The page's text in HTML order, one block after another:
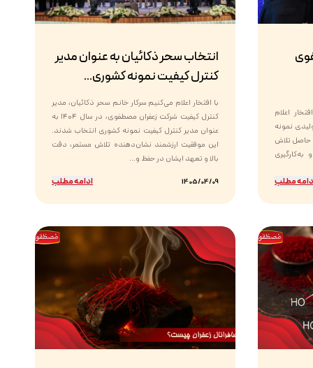
اعلام
واحد تولیدی نمونه
حاصل تلاش
به‌کارگیری
مطلب
انتخاب سحر ذکائیان به عنوان مدیر
کنترل کیفیت نمونه کشوری...
با افتخار اعلام می‌کنیم سرکار خانم سحر ذکائیان، مدیر
کنترل کیفیت شرکت زعفران مصطفوی، در سال ۱۴۰۴ به
عنوان مدیر کنترل کیفیت نمونه کشوری انتخاب شدند.
این موفقیت ارزشمند نشان‌دهنده تلاش مستمر، دقت
بالا و تعهد ایشان در حفظ و...
1405/04/09 ادامه مطلب